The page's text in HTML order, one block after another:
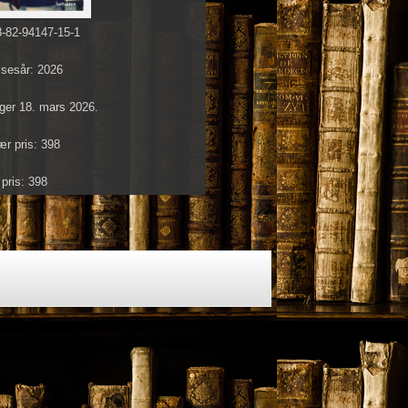
82-94147-15-1
2026
18. mars 2026.
pris: 398
398